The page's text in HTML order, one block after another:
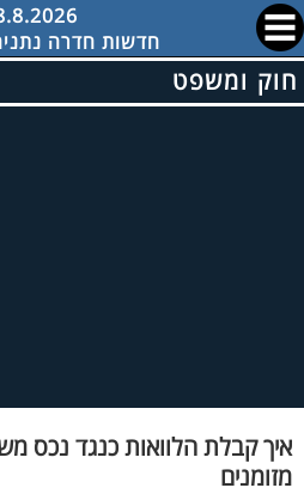
חדשות חדרה
חוק ומשפט
איך קבלת הלוואות כנגד נכס
מזומנים